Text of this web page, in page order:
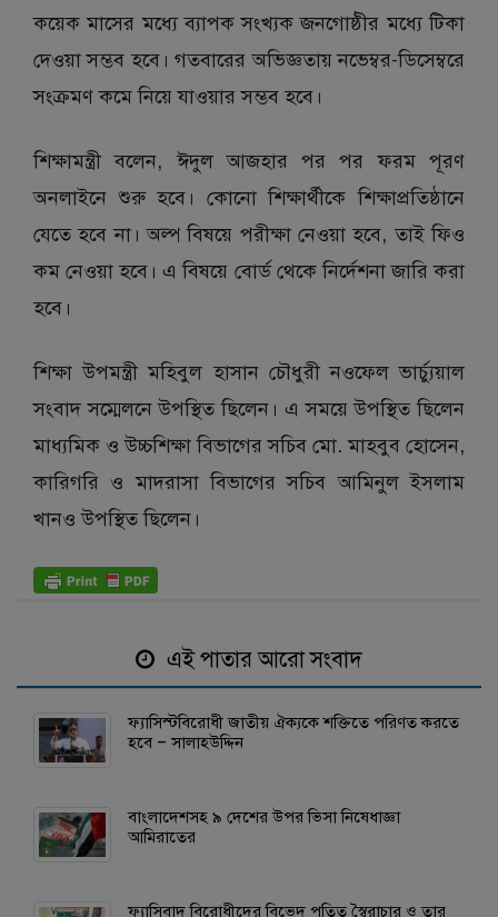
কয়েক মাসের মধ্যে ব্যাপক সংখ্যক জনগোষ্ঠীর মধ্যে টিকা
দেওয়া সম্ভব হবে। গতবারের অভিজ্ঞতায় নভেম্বর-ডিসেম্বরে
সংক্রমণ কমে নিয়ে যাওয়ার সম্ভব হবে।
শিক্ষামন্ত্রী বলেন, ঈদুল আজহার পর পর ফরম পূরণ
অনলাইনে শুরু হবে। কোনো শিক্ষার্থীকে শিক্ষাপ্রতিষ্ঠানে
যেতে হবে না। অল্প বিষয়ে পরীক্ষা নেওয়া হবে, তাই ফিও
কম নেওয়া হবে। এ বিষয়ে বোর্ড থেকে নির্দেশনা জারি করা
হবে।
শিক্ষা উপমন্ত্রী মহিবুল হাসান চৌধুরী নওফেল ভার্চ্যুয়াল
সংবাদ সম্মেলনে উপস্থিত ছিলেন। এ সময়ে উপস্থিত ছিলেন
মাধ্যমিক ও উচ্চশিক্ষা বিভাগের সচিব মো. মাহবুব হোসেন,
কারিগরি ও মাদরাসা বিভাগের সচিব আমিনুল ইসলাম
খানও উপস্থিত ছিলেন।
এই পাতার আরো সংবাদ
ফ্যাসিস্টবিরোধী জাতীয় ঐক্যকে শক্তিতে পরিণত করতে
হবে – সালাহউদ্দিন
বাংলাদেশসহ ৯ দেশের উপর ভিসা নিষেধাজ্ঞা
আমিরাতের
ফ্যাসিবাদ বিরোধীদের বিভেদ পতিত স্বৈরাচার ও তার